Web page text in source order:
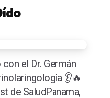
el Dr. Germán
👂🔥
de SaludPanama,